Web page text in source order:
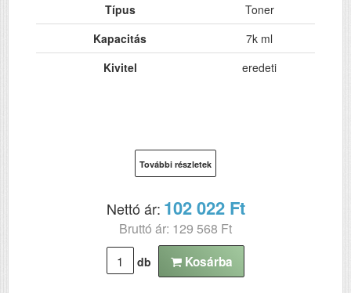
Típus
Toner
Kapacitás
7k ml
Kivitel
eredeti
További részletek
Nettó ár: 102 022 Ft
Bruttó ár: 129 568 Ft
db Kosárba